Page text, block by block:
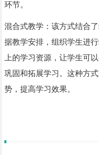
环节。
混合式教学：该方式结合
据教学安排，组织学生进
上的学习资源，让学生可
巩固和拓展学习。这种方
势，提高学习效果。